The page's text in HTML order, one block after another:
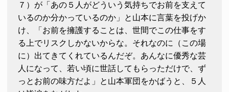
７）が「あの５人がどういう気持ちでお前を支えて
いるのか分かっているのか」と山本に言葉を投げか
け、「お前を擁護することは、世間でこの仕事をす
る上でリスクしかないからな。それなのに（この場
に）出てきてくれているんだぞ。あんなに優秀な芸
人になって、若い頃に世話してもらっただけで、ず
っとお前の味方だよ」と山本軍団をかばうと、５人